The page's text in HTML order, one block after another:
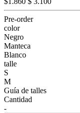
Pre-order
color
Negro
Manteca
Blanco
talle
S
M
Guía de talles
Cantidad
-